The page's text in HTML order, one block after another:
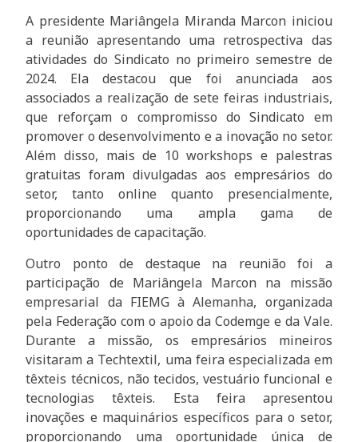
A presidente Mariângela Miranda Marcon iniciou
a reunião apresentando uma retrospectiva das
atividades do Sindicato no primeiro semestre de
2024. Ela destacou que foi anunciada aos
associados a realização de sete feiras industriais,
que reforçam o compromisso do Sindicato em
promover o desenvolvimento e a inovação no setor.
Além disso, mais de 10 workshops e palestras
gratuitas foram divulgadas aos empresários do
setor, tanto online quanto presencialmente,
proporcionando uma ampla gama de
oportunidades de capacitação.
Outro ponto de destaque na reunião foi a
participação de Mariângela Marcon na missão
empresarial da FIEMG à Alemanha, organizada
pela Federação com o apoio da Codemge e da Vale.
Durante a missão, os empresários mineiros
visitaram a Techtextil, uma feira especializada em
têxteis técnicos, não tecidos, vestuário funcional e
tecnologias têxteis. Esta feira apresentou
inovações e maquinários específicos para o setor,
proporcionando uma oportunidade única de